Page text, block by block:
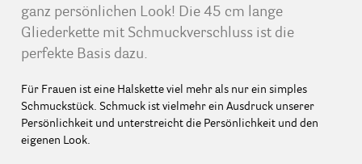
ganz persönlichen Look! Die 45 cm lange
Gliederkette mit Schmuckverschluss ist die
perfekte Basis dazu.
Für Frauen ist eine Halskette viel mehr als nur ein simples
Schmuckstück. Schmuck ist vielmehr ein Ausdruck unserer
Persönlichkeit und unterstreicht die Persönlichkeit und den
eigenen Look.